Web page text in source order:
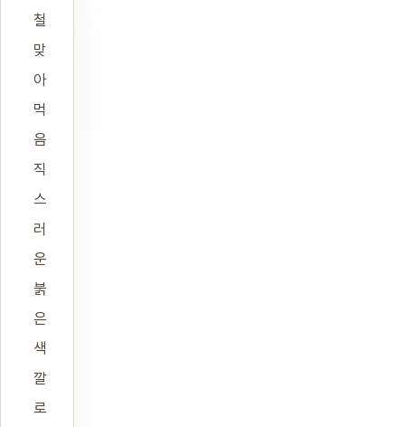
철
맞
아
먹
음
직
스
러
운
붉
은
색
깔
로